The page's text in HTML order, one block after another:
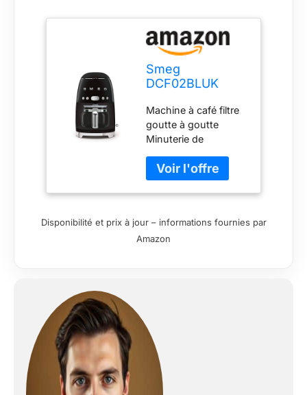
Smeg
DCF02BLUK
goutte à goutte,
mode démarrage
automatique,
filtre réutilisable,
affichage
numérique,
système anti-
d'intensité des
arômes,
Machine à café filtre
goutte à goutte
Minuterie de
automatique
Fonction de maintien
au chaud de 40
tasses Finition noire
Disponibilité et prix à jour – informations fournies par
Amazon